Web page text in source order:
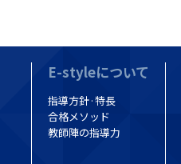
E-styleについて
指導方針·特長
合格メソッド
教師陣の指導力